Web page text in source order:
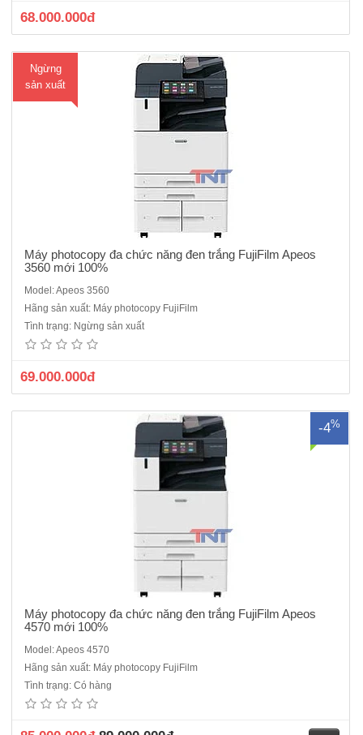
68.000.000đ
Ngừng
sản xuất
Máy photocopy đa chức năng đen trắng FujiFilm Apeos
3560 mới 100%
Model: Apeos 3560
Hãng sản xuất: Máy photocopy FujiFilm
Tình trạng: Ngừng sản xuất
69.000.000đ
-4%
Máy photocopy đa chức năng đen trắng Fujifilm Apeos 4570 mới
100% dòng mới mới ra năm 2022/ 2023- Chức năng chính:
Photocopy, in,scan-Tốc độ copy liên tục : 45 trang/phút- Bộ nhớ : 4GB
(tối đa)- Dung lượng thiết bị lưu trữ : SSD 128GB - Màn hìn..
Máy photocopy đa chức năng đen trắng FujiFilm Apeos
4570 mới 100%
Model: Apeos 4570
Hãng sản xuất: Máy photocopy FujiFilm
Tình trạng: Có hàng
chính hãng mới 100% ra mắt năm 2022/2023Chức năng : Photocopy
đen trắng, In mạng, scan màu-Tốc độ copy liên tục : 55 trang/phút- Bộ